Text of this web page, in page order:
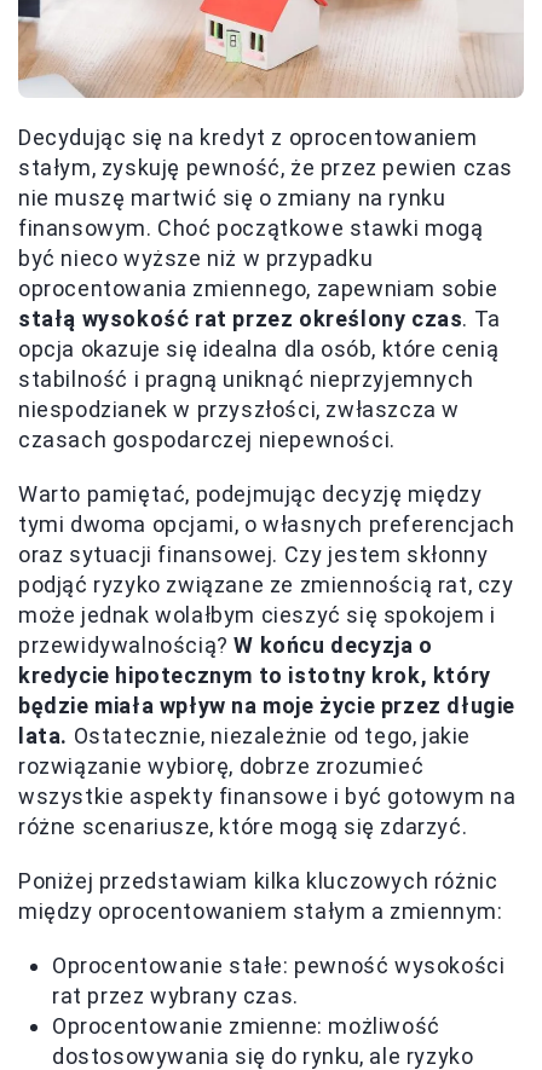
Decydując się na kredyt z oprocentowaniem
stałym, zyskuję pewność, że przez pewien czas
nie muszę martwić się o zmiany na rynku
finansowym. Choć początkowe stawki mogą
być nieco wyższe niż w przypadku
oprocentowania zmiennego, zapewniam sobie
stałą wysokość rat przez określony czas. Ta
opcja okazuje się idealna dla osób, które cenią
stabilność i pragną uniknąć nieprzyjemnych
niespodzianek w przyszłości, zwłaszcza w
czasach gospodarczej niepewności.
Warto pamiętać, podejmując decyzję między
tymi dwoma opcjami, o własnych preferencjach
oraz sytuacji finansowej. Czy jestem skłonny
podjąć ryzyko związane ze zmiennością rat, czy
może jednak wolałbym cieszyć się spokojem i
przewidywalnością?W końcu decyzja o
kredycie hipotecznym to istotny krok, który
będzie miała wpływ na moje życie przez długie
lata. Ostatecznie, niezależnie od tego, jakie
rozwiązanie wybiorę, dobrze zrozumieć
wszystkie aspekty finansowe i być gotowym na
różne scenariusze, które mogą się zdarzyć.
Poniżej przedstawiam kilka kluczowych różnic
między oprocentowaniem stałym a zmiennym:
Oprocentowanie stałe: pewność wysokości
rat przez wybrany czas.
Oprocentowanie zmienne: możliwość
dostosowywania się do rynku, ale ryzyko